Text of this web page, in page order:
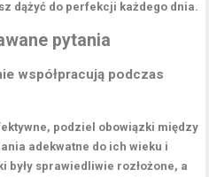
dążyć do perfekcji każdego dnia.
pytania
współpracują podczas
podziel obowiązki między
adekwatne do ich wieku i
były sprawiedliwie rozłożone, a